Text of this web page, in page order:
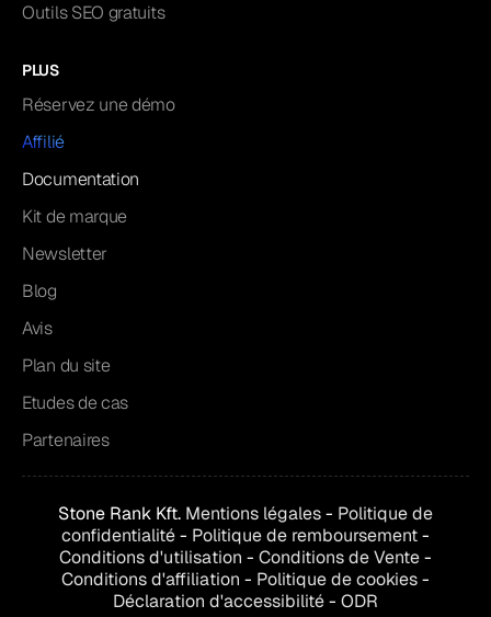
Outils SEO gratuits
PLUS
Réservez une démo
Affilié
Documentation
Kit de marque
Newsletter
Blog
Avis
Plan du site
Etudes de cas
Partenaires
Stone Rank Kft. Mentions légales- Politique de
confidentialité- Politique de remboursement-
Conditions d'utilisation - Conditions deVente-
Conditions d'affiliation - Politique de cookies-
Déclaration d'accessibilité- ODR